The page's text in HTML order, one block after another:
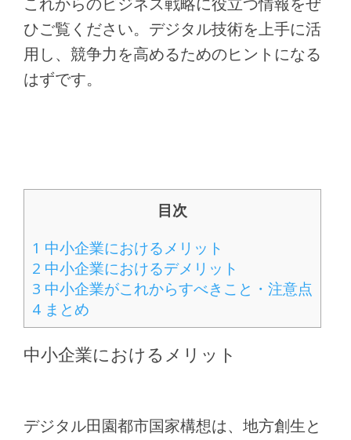
ひご覧ください。デジタル技術を上手に活
用し、競争力を高めるためのヒントになる
はずです。
目次
1 中小企業におけるメリット
2 中小企業におけるデメリット
3 中小企業がこれからすべきこと・注意点
4 まとめ
中小企業におけるメリット
デジタル田園都市国家構想は、地方創生と